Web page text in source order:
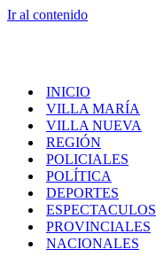
Ir al contenido
INICIO
VILLA MARÍA
VILLA NUEVA
REGIÓN
POLICIALES
POLÍTICA
DEPORTES
ESPECTACULOS
PROVINCIALES
NACIONALES